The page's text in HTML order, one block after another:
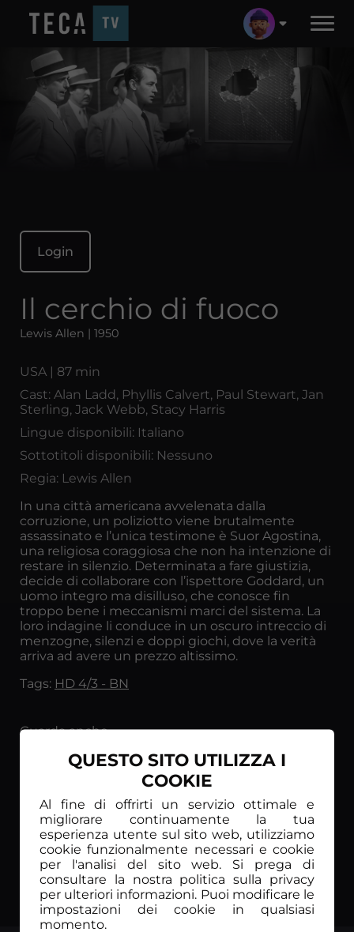
Login
Il cerchio di fuoco
Lewis Allen | 1950
USA | 87 min
Cast: Alan Ladd, Phyllis Calvert, Paul Stewart, Jan
Sterling, Jack Webb, Stacy Harris
Lingue disponibili: Italiano
Sottotitoli disponibili: Nessuno
Regia: Lewis Allen
In una città americana avvelenata dalla
corruzione, un poliziotto viene brutalmente
assassinato e l’unica testimone è Suor Agostina,
una religiosa coraggiosa che non ha intenzione di
restare in silenzio. Determinata a fare giustizia,
decide di collaborare con l’ispettore Goddard, un
uomo integro ma disilluso, che conosce fin
troppo bene i meccanismi marci del sistema. La
loro indagine li conduce in un oscuro intreccio di
menzogne, silenzi e doppi giochi, dove la verità
arriva ad avere un prezzo altissimo.
Tags: HD 4/3 - BN
Guarda anche
QUESTO SITO UTILIZZA I
COOKIE
Al fine di offrirti un servizio ottimale e
migliorare continuamente la tua
esperienza utente sul sito web, utilizziamo
cookie funzionalmente necessari e cookie
per l'analisi del sito web. Si prega di
consultare la nostra politica sulla privacy
per ulteriori informazioni. Puoi modificare le
impostazioni dei cookie in qualsiasi
momento.